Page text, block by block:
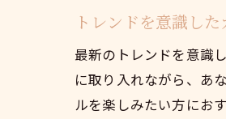
トレンドを意識し
最新のトレンドを意識
に取り入れながら、あ
ルを楽しみたい方にお